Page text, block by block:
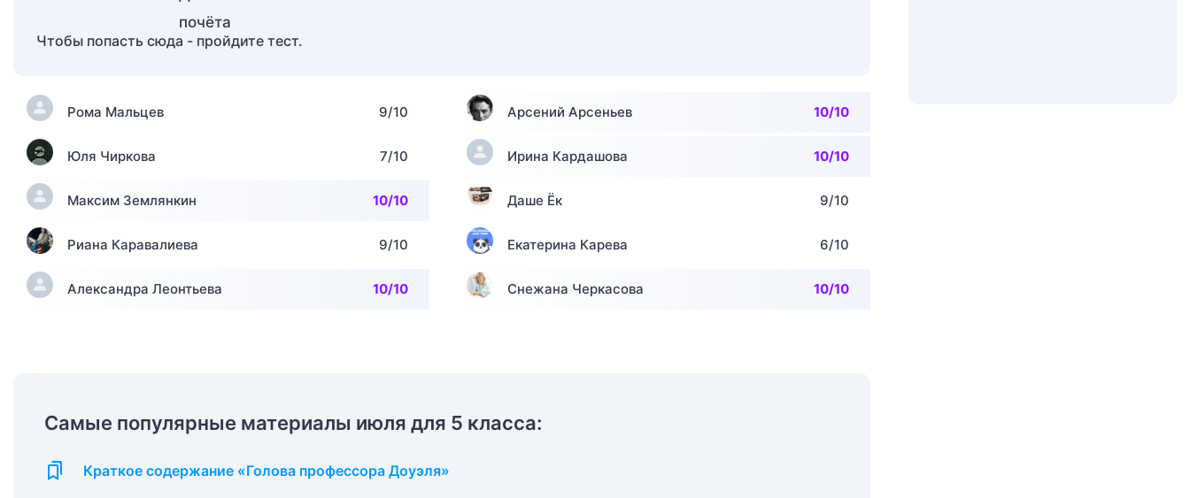
Чтобы попасть сюда - пройдите тест.
Рома Мальцев 9/10 Арсений Арсеньев 10/10
Юля Чиркова 7/10 Ирина Кардашова 10/10
Максим Землянкин 10/10 Даше Ёк 9/10
Риана Каравалиева 9/10 Екатерина Карева 6/10
Александра Леонтьева 10/10 Снежана Черкасова 10/10
Самые популярные материалы июля для 5 класса:
Краткое содержание «Голова профессора Доуэля»